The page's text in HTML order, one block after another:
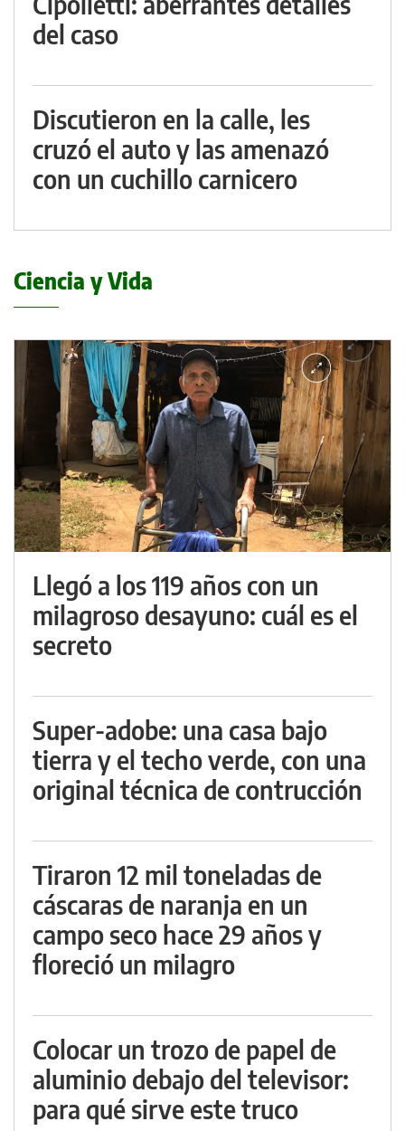
del caso
Discutieron en la calle, les
cruzó el auto y las amenazó
con un cuchillo carnicero
Ciencia y Vida
Llegó a los 119 años con un
milagroso desayuno: cuál es el
secreto
Super-adobe: una casa bajo
tierra y el techo verde, con una
original técnica de contrucción
Tiraron 12 mil toneladas de
cáscaras de naranja en un
campo seco hace 29 años y
floreció un milagro
Colocar un trozo de papel de
aluminio debajo del televisor:
para qué sirve este truco